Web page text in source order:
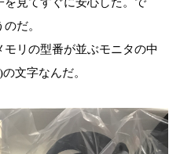
だ。
リの型番が並ぶモニタの中
文字なんだ。